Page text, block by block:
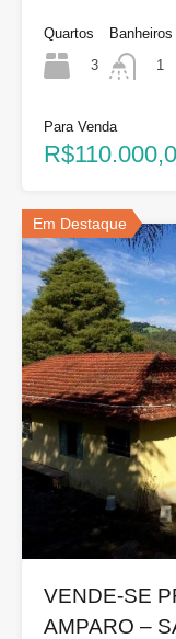
Quartos
3
Banheiros
1
Para Venda
Em Destaque
VENDE-SE
AMPARO –